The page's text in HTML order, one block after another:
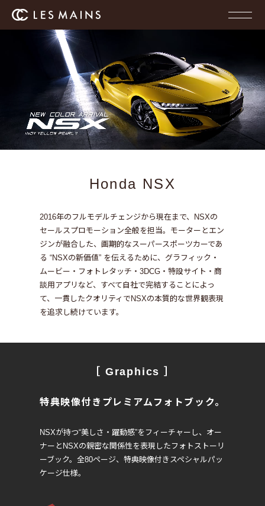
Honda NSX
2016年のフルモデルチェンジから現在まで、NSXの
セールスプロモーション全般を担当。 モーターとエン
ジンが融合した、画期的なスーパースポーツカーであ
る “NSXの新価値” を伝えるために、 グラフィック・
ムービー・フォトレタッチ・3DCG・特設サイト・商
談用アプリなど、 すべて自社で完結することによっ
て、一貫したクオリティでNSXの本質的な世界観表現
を追求し続けています。
［ Graphics ］
特典映像付きプレミアムフォトブック。
NSXが持つ“美しさ・躍動感”をフィーチャーし、 オー
ナーとNSXの親密な関係性を表現したフォトストーリ
ーブック。全80ページ、特典映像付きスペシャルパッ
ケージ仕様。